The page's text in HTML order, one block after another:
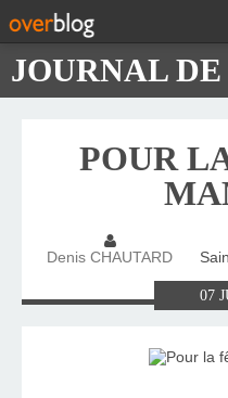
POUR
Denis CHAUTARD
07